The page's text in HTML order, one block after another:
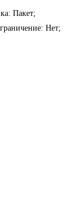
Пакет;
Нет;